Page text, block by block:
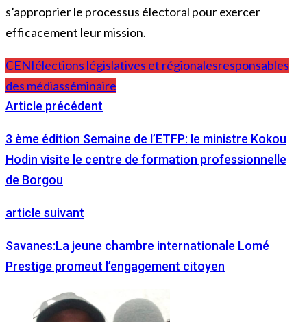
s’approprier le processus électoral pour exercer
efficacement leur mission.
CENIélections législatives et régionalesresponsables
des médiasséminaire
Article précédent
3 ème édition Semaine de l’ETFP: le ministre Kokou
Hodin visite le centre de formation professionnelle
de Borgou
article suivant
Savanes:La jeune chambre internationale Lomé
Prestige promeut l’engagement citoyen